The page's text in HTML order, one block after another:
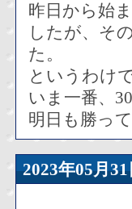
昨日から始
したが、そ
た。
というわけ
いま一番、
明日も勝っ
2023年05